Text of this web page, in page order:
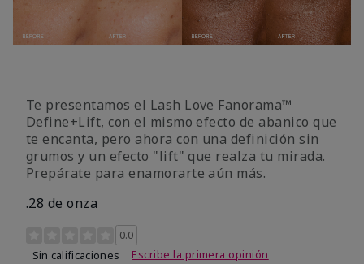
Te presentamos el Lash Love Fanorama™
Define+Lift, con el mismo efecto de abanico que
te encanta, pero ahora con una definición sin
grumos y un efecto "lift" que realza tu mirada.
Prepárate para enamorarte aún más.
.28 de onza
Calificación de clientes de 3,4 de 5
0.0
Sin calificaciones
Escribe la primera opinión